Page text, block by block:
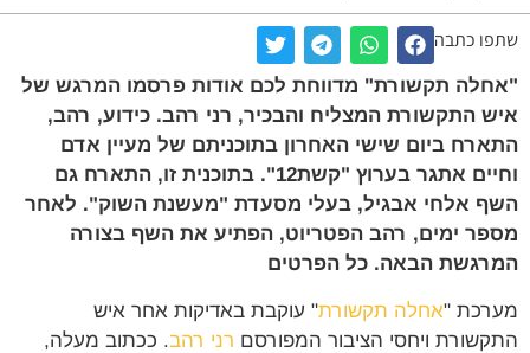
שתפו כתבה
"אחלה תקשורת" מדווחת לכם אודות פרסמו המרגש של
איש התקשורת המצליח והבכיר, רני רהב. כידוע, רהב,
התארח ביום שישי האחרון בתוכניתם של מעיין אדם
וחיים אתגר בערוץ "קשת12". בתוכנית זו, התארח גם
השף אלחי אבגיל, בעלי מסעדת "מעשנת השוק". לאחר
מספר ימים, רהב הפטריוט, הפתיע את השף בצורה
המרגשת הבאה. כל הפרטים
מערכת "אחלה תקשורת" עוקבת באדיקות אחר איש
התקשורת ויחסי הציבור המפורסם רני רהב. ככתוב מעלה,